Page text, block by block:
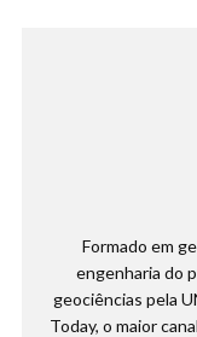
Formado em
engenharia do
geociências pela
Today, o maior